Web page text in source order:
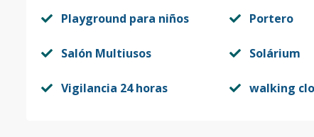
Playground para niños Portero
Salón Multiusos Solárium
Vigilancia 24 horas walking